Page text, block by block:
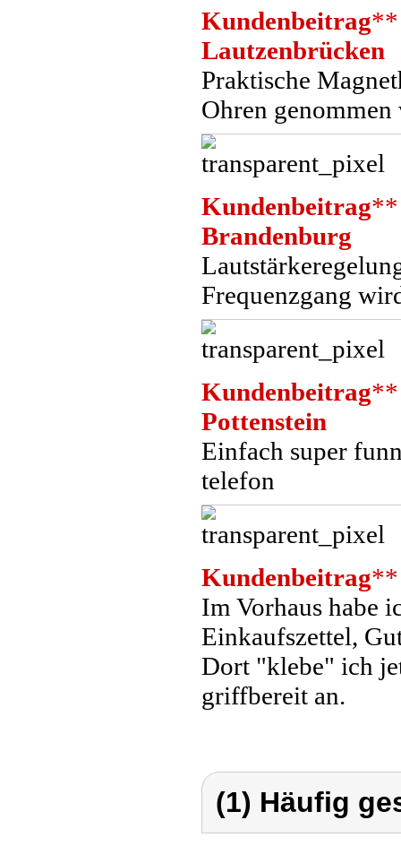
Kundenbeitrag**
Lautzenbrücken
Praktische
Ohren
Kundenbeitrag**
Brandenburg
Frequenzgang
Kundenbeitrag**
Pottenstein
Einfach super
telefon
Kundenbeitrag**
Im Vorhaus habe
Einkaufszettel,
Dort "klebe" ich
griffbereit an.
(1) Häufig